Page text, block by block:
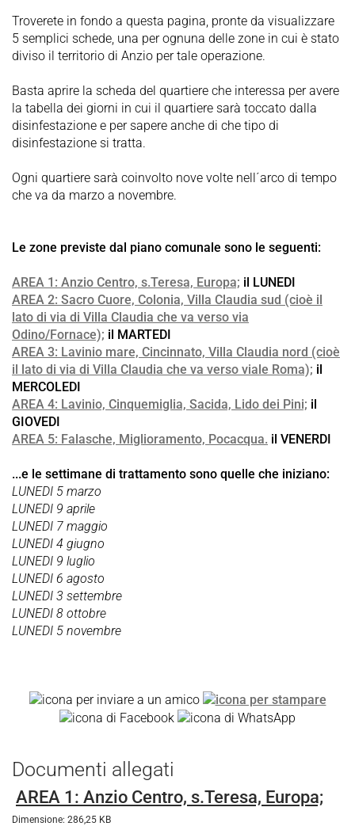
Troverete in fondo a questa pagina, pronte da visualizzare
5 semplici schede, una per ognuna delle zone in cui è stato
diviso il territorio di Anzio per tale operazione.
Basta aprire la scheda del quartiere che interessa per avere
la tabella dei giorni in cui il quartiere sarà toccato dalla
disinfestazione e per sapere anche di che tipo di
disinfestazione si tratta.
Ogni quartiere sarà coinvolto nove volte nell´arco di tempo
che va da marzo a novembre.
Le zone previste dal piano comunale sono le seguenti:
AREA 1: Anzio Centro, s.Teresa, Europa; il LUNEDI
AREA 2: Sacro Cuore, Colonia, Villa Claudia sud (cioè il
lato di via di Villa Claudia che va verso via
Odino/Fornace); il MARTEDI
AREA 3: Lavinio mare, Cincinnato, Villa Claudia nord (cioè
il lato di via di Villa Claudia che va verso viale Roma); il
MERCOLEDI
AREA 4: Lavinio, Cinquemiglia, Sacida, Lido dei Pini; il
GIOVEDI
AREA 5: Falasche, Miglioramento, Pocacqua. il VENERDI
...e le settimane di trattamento sono quelle che iniziano:
LUNEDI 5 marzo
LUNEDI 9 aprile
LUNEDI 7 maggio
LUNEDI 4 giugno
LUNEDI 9 luglio
LUNEDI 6 agosto
LUNEDI 3 settembre
LUNEDI 8 ottobre
LUNEDI 5 novembre
Documenti allegati
AREA 1: Anzio Centro, s.Teresa, Europa;
Dimensione: 286,25 KB